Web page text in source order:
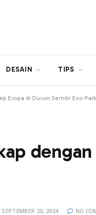
DESAIN TIPS
Eropa di Dusun Semilir Eco
SEPTEMBER 20, 2024 NO